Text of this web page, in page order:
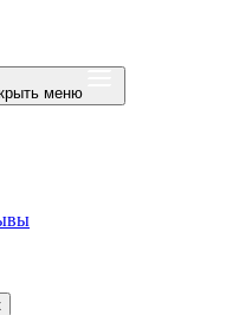
меню